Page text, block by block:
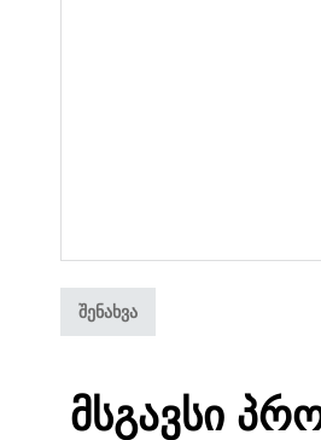
Მსგავსი